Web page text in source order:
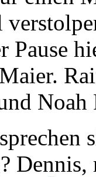
Pause
Dennis,